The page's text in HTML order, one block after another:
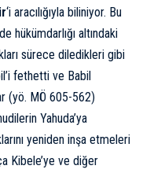
‘i aracılığıyla biliniyor. Bu
hükümdarlığı altındaki
sürece diledikleri gibi
fethetti ve Babil
(yö. MÖ 605-562)
Yahuda’ya
yeniden inşa etmeleri
Kibele’ye ve diğer